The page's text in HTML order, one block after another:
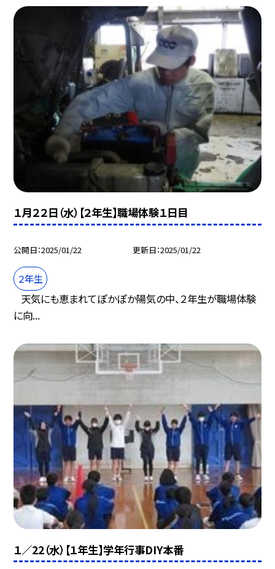
１月２２日（水）【２年生】職場体験１日目
公開日 2025/01/22 更新日 2025/01/22
２年生
天気にも恵まれてぽかぽか陽気の中、２年生が職場体験
に向...
１／22（水）【１年生】学年行事DIY本番